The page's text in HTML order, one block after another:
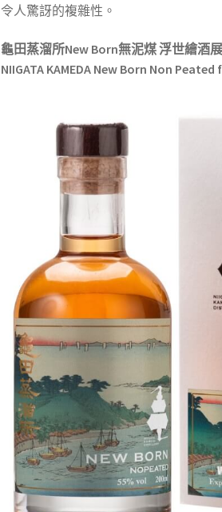
令人驚訝的複雜性。
龜田蒸溜所New Born無泥煤 浮世繪酒
NIIGATA KAMEDA New Born Non Peated